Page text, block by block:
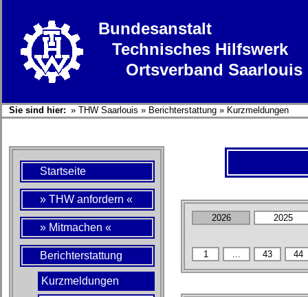
Bundesanstalt
Technisches Hilfswerk
Ortsverband Saarlouis
Sie sind hier: » THW Saarlouis » Berichterstattung » Kurzmeldungen
Startseite
» THW anfordern «
» Mitmachen «
Berichterstattung
Kurzmeldungen